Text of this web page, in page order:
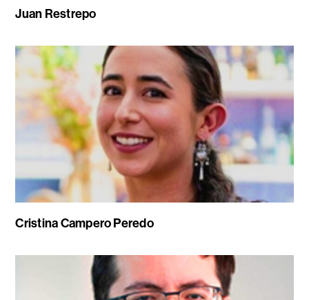
Juan Restrepo
Cristina Campero Peredo